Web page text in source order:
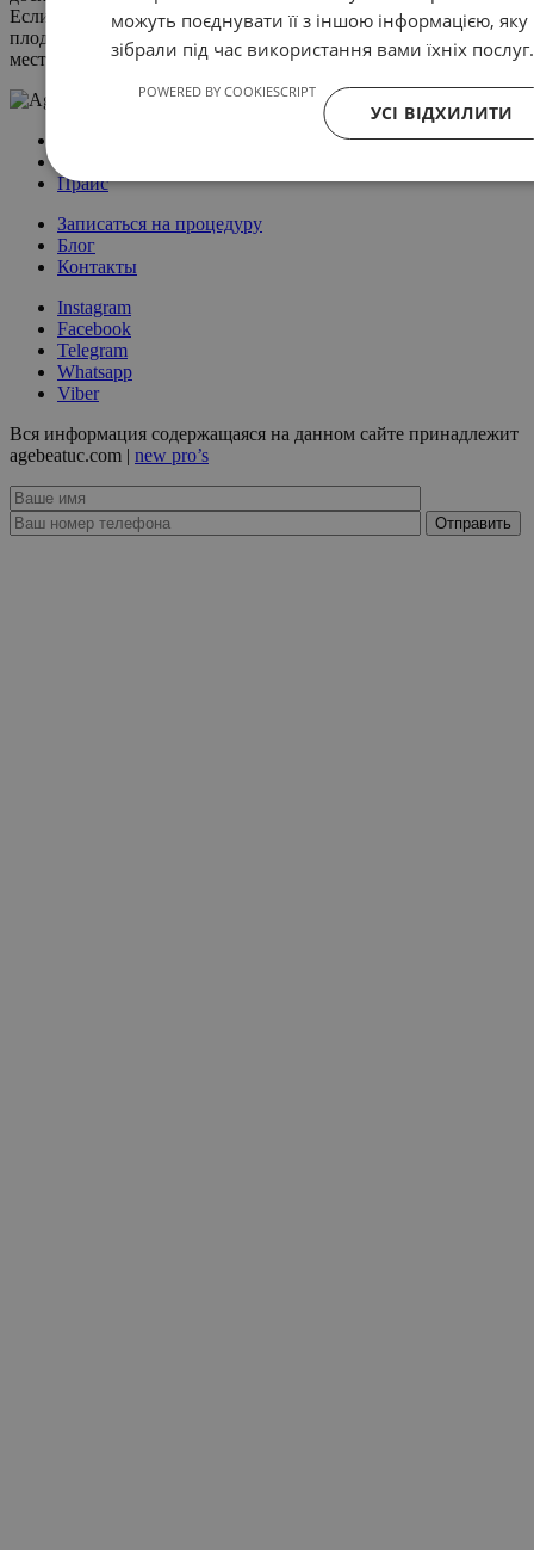
Если Вы купили авокадо твёрдым, недозревшим, то заверните
плод в бумажный пакет и положите на пару дней в тёмное
место при комнатной температуре.
Прайс
Записаться на процедуру
Блог
Контакты
Instagram
Facebook
Telegram
Whatsapp
Viber
Вся информация содержащаяся на данном сайте принадлежит
agebeatuc.com | new pro’s
можуть поєднувати її з іншою інформацією,
зібрали під час використання вами їхніх
УСІ ВІДХИЛИТИ
POWERED BY COOKIESCRIPT